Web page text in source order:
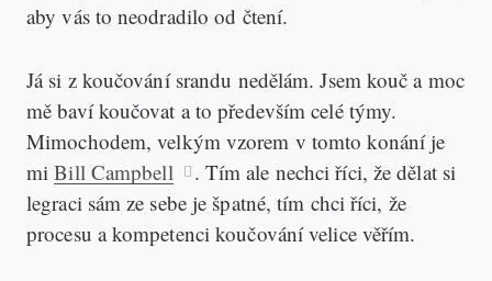
aby vás to neodradilo od čtení.
Já si z koučování srandu nedělám. Jsem kouč a moc
mě baví koučovat a to především celé týmy.
Mimochodem, velkým vzorem v tomto konání je
miBill Campbell
. Tím ale nechci říci, že dělat si
legraci sám ze sebe je špatné, tím chci říci, že
procesu a kompetenci koučování velice věřím.